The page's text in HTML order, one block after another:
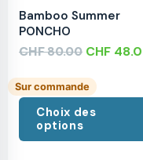
Bamboo Summer
PONCHO
CHF80.00 CHF
Sur commande
Choix des
options